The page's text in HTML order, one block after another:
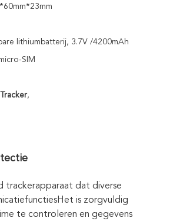
lithiumbatterij, 3.7V /4200mAh
SIM
,
trackerapparaat dat diverse
is zorgvuldig
te controleren en gegevens